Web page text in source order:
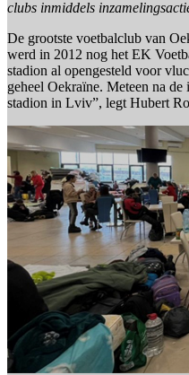
clubs inmiddels
De grootste voetbalclub van
werd in 2012 nog het EK
stadion al opengesteld voor
geheel Oekraïne. Meteen na
stadion in Lviv”, legt Hubert